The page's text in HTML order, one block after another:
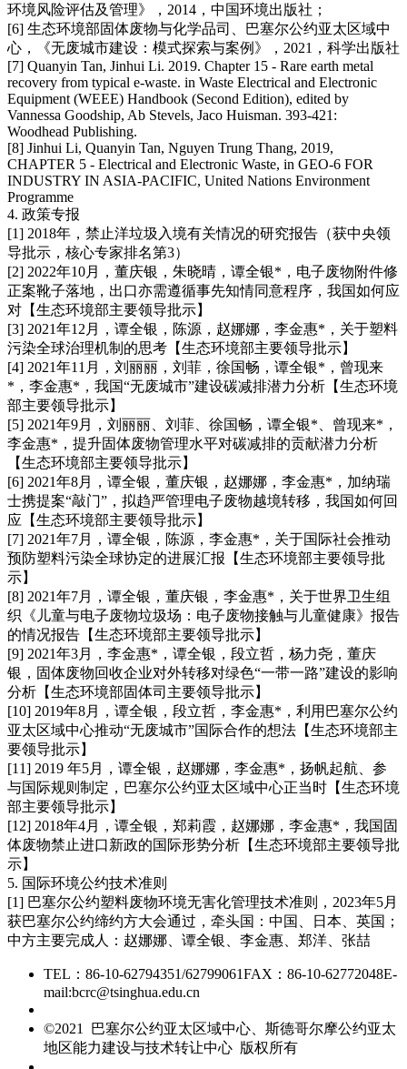
环境风险评估及管理》，2014，中国环境出版社；
[6] 生态环境部固体废物与化学品司、巴塞尔公约亚太区域中
心，《无废城市建设：模式探索与案例》，2021，科学出版社
[7] Quanyin Tan, Jinhui Li. 2019. Chapter 15 - Rare earth metal
recovery from typical e-waste. in Waste Electrical and Electronic
Equipment (WEEE) Handbook (Second Edition), edited by
Vannessa Goodship, Ab Stevels, Jaco Huisman. 393-421:
Woodhead Publishing.
[8] Jinhui Li, Quanyin Tan, Nguyen Trung Thang, 2019,
CHAPTER 5 - Electrical and Electronic Waste, in GEO-6 FOR
INDUSTRY IN ASIA-PACIFIC, United Nations Environment
Programme
4. 政策专报
[1] 2018年，禁止洋垃圾入境有关情况的研究报告（获中央领
导批示，核心专家排名第3）
[2] 2022年10月，董庆银，朱晓晴，谭全银*，电子废物附件修
正案靴子落地，出口亦需遵循事先知情同意程序，我国如何应
对【生态环境部主要领导批示】
[3] 2021年12月，谭全银，陈源，赵娜娜，李金惠*，关于塑料
污染全球治理机制的思考【生态环境部主要领导批示】
[4] 2021年11月，刘丽丽，刘菲，徐国畅，谭全银*，曾现来
*，李金惠*，我国“无废城市”建设碳减排潜力分析【生态环境
部主要领导批示】
[5] 2021年9月，刘丽丽、刘菲、徐国畅，谭全银*、曾现来*，
李金惠*，提升固体废物管理水平对碳减排的贡献潜力分析
【生态环境部主要领导批示】
[6] 2021年8月，谭全银，董庆银，赵娜娜，李金惠*，加纳瑞
士携提案“敲门”，拟趋严管理电子废物越境转移，我国如何回
应【生态环境部主要领导批示】
[7] 2021年7月，谭全银，陈源，李金惠*，关于国际社会推动
预防塑料污染全球协定的进展汇报【生态环境部主要领导批
示】
[8] 2021年7月，谭全银，董庆银，李金惠*，关于世界卫生组
织《儿童与电子废物垃圾场：电子废物接触与儿童健康》报告
的情况报告【生态环境部主要领导批示】
[9] 2021年3月，李金惠*，谭全银，段立哲，杨力尧，董庆
银，固体废物回收企业对外转移对绿色“一带一路”建设的影响
分析【生态环境部固体司主要领导批示】
[10] 2019年8月，谭全银，段立哲，李金惠*，利用巴塞尔公约
亚太区域中心推动“无废城市”国际合作的想法【生态环境部主
要领导批示】
[11] 2019 年5月，谭全银，赵娜娜，李金惠*，扬帆起航、参
与国际规则制定，巴塞尔公约亚太区域中心正当时【生态环境
部主要领导批示】
[12] 2018年4月，谭全银，郑莉霞，赵娜娜，李金惠*，我国固
体废物禁止进口新政的国际形势分析【生态环境部主要领导批
示】
5. 国际环境公约技术准则
[1] 巴塞尔公约塑料废物环境无害化管理技术准则，2023年5月
获巴塞尔公约缔约方大会通过，牵头国：中国、日本、英国；
中方主要完成人：赵娜娜、谭全银、李金惠、郑洋、张喆
TEL：86-10-62794351/62799061FAX：86-10-62772048E-
mail:bcrc@tsinghua.edu.cn
©2021 巴塞尔公约亚太区域中心、斯德哥尔摩公约亚太
地区能力建设与技术转让中心 版权所有